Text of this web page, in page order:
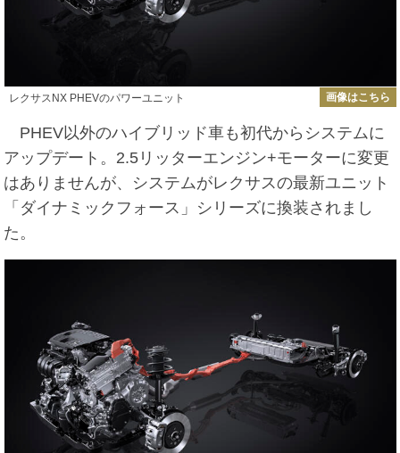
レクサスNX PHEVのパワーユニット 画像はこちら
PHEV以外のハイブリッド車も初代からシステムに
アップデート。2.5リッターエンジン+モーターに変更
はありませんが、システムがレクサスの最新ユニット
「ダイナミックフォース」シリーズに換装されまし
た。